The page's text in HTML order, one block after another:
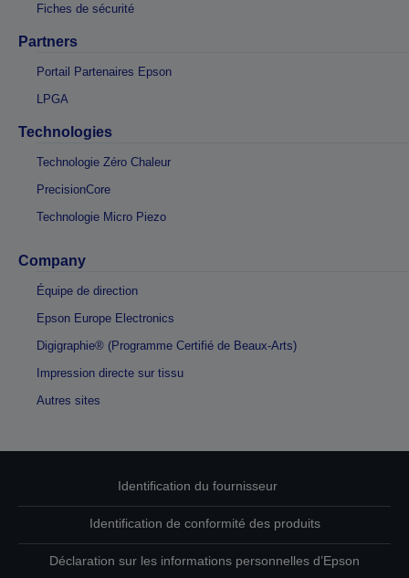
Fiches de sécurité
Partners
Portail Partenaires Epson
LPGA
Technologies
Technologie Zéro Chaleur
PrecisionCore
Technologie Micro Piezo
Company
Équipe de direction
Epson Europe Electronics
Digigraphie® (Programme Certifié de Beaux-Arts)
Impression directe sur tissu
Autres sites
Identification du fournisseur
Identification de conformité des produits
Déclaration sur les informations personnelles d’Epson